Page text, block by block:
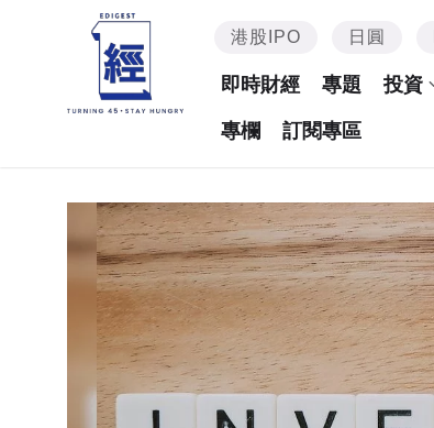
港股IPO 日圓
即時財經 專題 投資
專欄 訂閱專區